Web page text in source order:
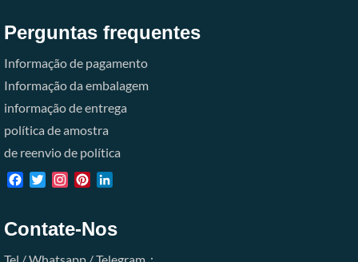
Perguntas frequentes
Informação de pagamento
Informação da embalagem
informação de entrega
política de amostra
de reenvio de política
Facebook
TwitterInstagramPinterest
Contate-Nos